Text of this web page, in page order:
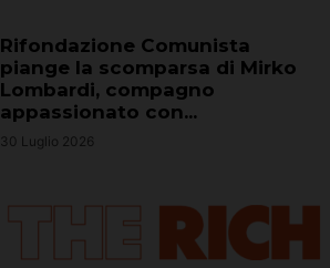
Rifondazione Comunista
piange la scomparsa di Mirko
Lombardi, compagno
appassionato con...
30 Luglio 2026